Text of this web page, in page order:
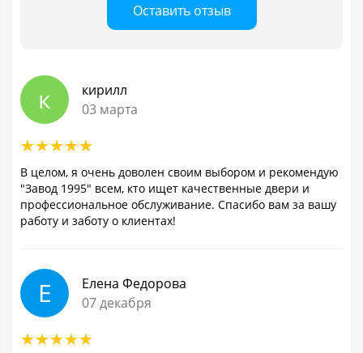
Оставить отзыв
к
кирилл
03 марта
В целом, я очень доволен своим выбором и рекомендую
"Завод 1995" всем, кто ищет качественные двери и
профессиональное обслуживание. Спасибо вам за вашу
работу и заботу о клиентах!
Е
Елена Федорова
07 декабря